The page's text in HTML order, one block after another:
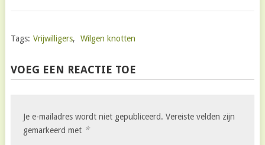
Tags: Vrijwilligers, Wilgen knotten
VOEG EEN REACTIE TOE
Je e-mailadres wordt niet gepubliceerd. Vereiste velden zijn
gemarkeerd met *